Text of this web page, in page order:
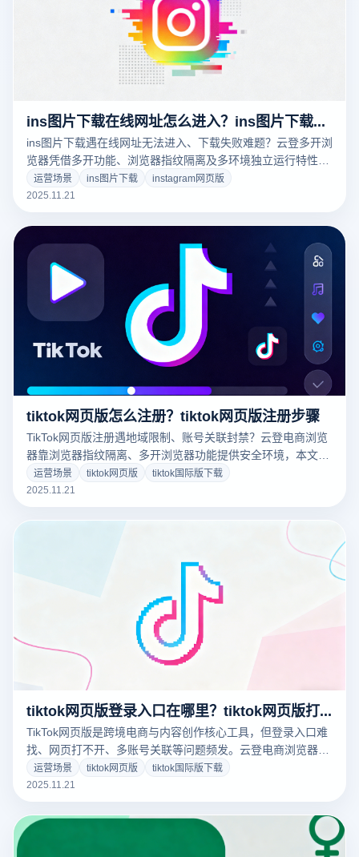
ins图片下载在线网址怎么进入？ins图片下载失败怎么办？
ins图片下载遇在线网址无法进入、下载失败难题？云登多开浏
览器凭借多开功能、浏览器指纹隔离及多环境独立运行特性，
轻松突破地域限制等问题，为ins图片下载提供安全稳定的解决
方案。
运营场景 ins图片下载
instagram网页版
2025.11.21
tiktok网页版怎么注册？tiktok网页版注册步骤
TikTok网页版注册遇地域限制、账号关联封禁？云登电商浏览
器靠浏览器指纹隔离、多开浏览器功能提供安全环境，本文详
细拆解注册完整流程，助力抢占流量红利。
运营场景 tiktok网页版
tiktok国际版下载
2025.11.21
tiktok网页版登录入口在哪里？tiktok网页版打不开怎么办？
TikTok网页版是跨境电商与内容创作核心工具，但登录入口难
找、网页打不开、多账号关联等问题频发。云登电商浏览器以
纯净IP、指纹隔离等功能，高效破解TikTok网页版使用难题。
运营场景 tiktok网页版
tiktok国际版下载
2025.11.21